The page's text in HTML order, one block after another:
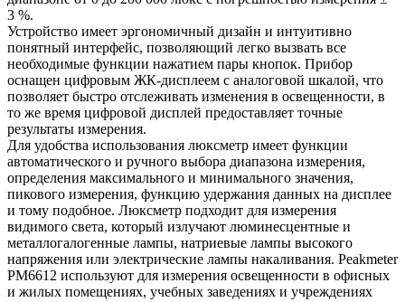
3 %.
Устройство имеет эргономичный дизайн и интуитивно
понятный интерфейс, позволяющий легко вызвать все
необходимые функции нажатием пары кнопок. Прибор
оснащен цифровым ЖК-дисплеем с аналоговой шкалой, что
позволяет быстро отслеживать изменения в освещенности, в
то же время цифровой дисплей предоставляет точные
результаты измерения.
Для удобства использования люксметр имеет функции
автоматического и ручного выбора диапазона измерения,
определения максимального и минимального значения,
пикового измерения, функцию удержания данных на дисплее
и тому подобное. Люксметр подходит для измерения
видимого света, который излучают люминесцентные и
металлогалогенные лампы, натриевые лампы высокого
напряжения или электрические лампы накаливания. Peakmeter
PM6612 используют для измерения освещенности в офисных
и жилых помещениях, учебных заведениях и учреждениях